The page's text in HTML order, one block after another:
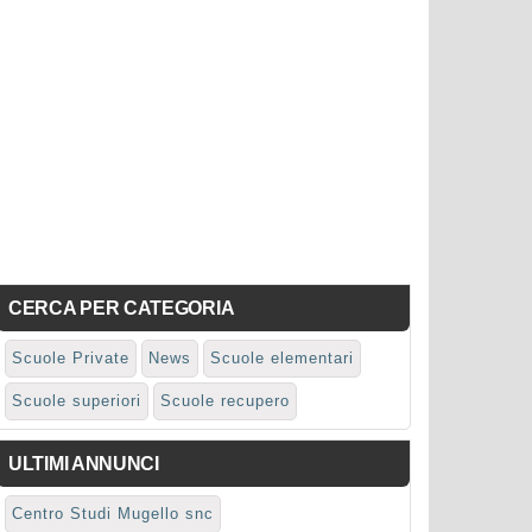
CERCA PER CATEGORIA
Scuole Private News Scuole elementari
Scuole superiori Scuole recupero
ULTIMI ANNUNCI
Centro Studi Mugello snc